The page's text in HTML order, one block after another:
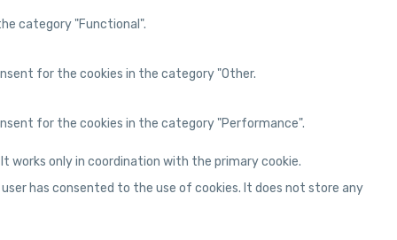
category "Functional".
for the cookies in the category "Other.
for the cookies in the category "Performance".
only in coordination with the primary cookie.
has consented to the use of cookies. It does not store any